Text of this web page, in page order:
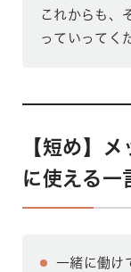
これからも、
っていってく
【短め】
に使える一
一緒に働け